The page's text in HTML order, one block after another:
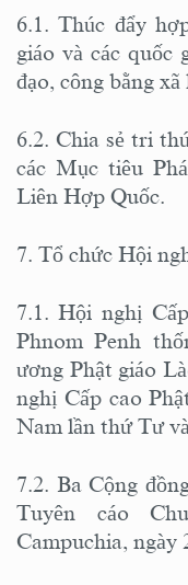
6.1. Thúc đẩy
giáo và các quốc
đạo, công bằng
6.2. Chia sẻ tri
các Mục tiêu
Liên Hợp Quốc.
7. Tổ chức Hội
7.1. Hội nghị
Phnom Penh
ương Phật giáo
nghị Cấp cao
Nam lần thứ Tư
7.2. Ba Cộng
Tuyên cáo
Campuchia, ngày